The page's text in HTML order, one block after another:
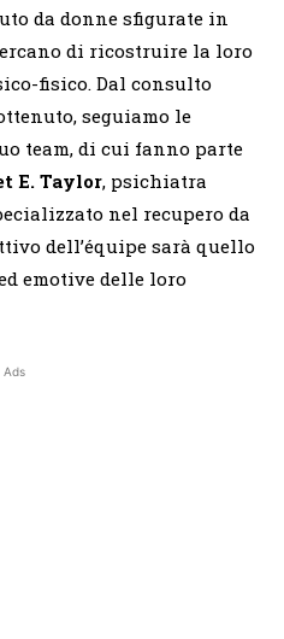
da donne sfigurate in
di ricostruire la loro
fisico. Dal consulto
seguiamo le
team, di cui fanno parte
E. Taylor, psichiatra
nel recupero da
dell’équipe sarà quello
emotive delle loro
Ads